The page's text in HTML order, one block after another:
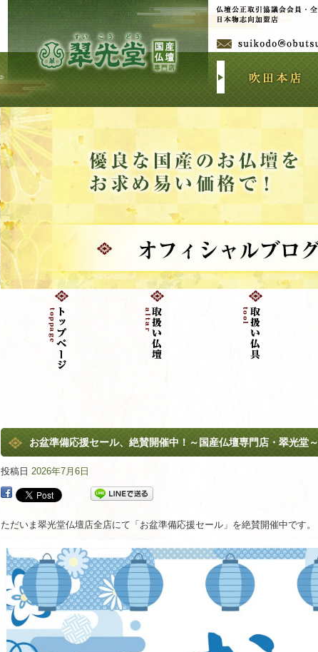
お盆準備応援セール、絶賛開催中！～国産仏壇専門店・翠光堂～
投稿日 2026年7月6日
ただいま翠光堂仏壇店全店にて「お盆準備応援セール」を絶賛開催中です。